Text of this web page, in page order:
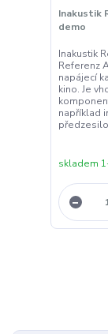
Inakustik
demo
Inakustik
Referenz
napájecí
kino. Je
například
skladem